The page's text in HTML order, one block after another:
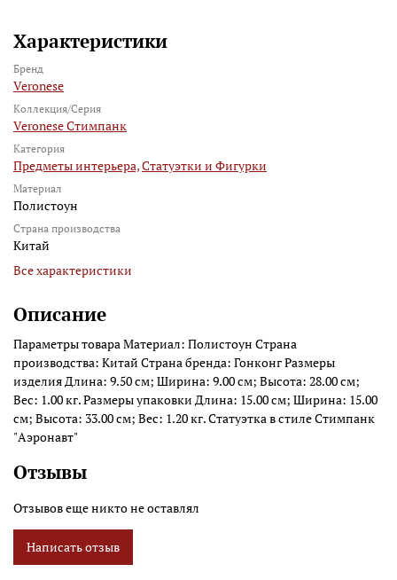
Характеристики
Бренд
Veronese
Коллекция/Серия
Veronese Стимпанк
Категория
Предметы интерьера,Статуэтки и Фигурки
Материал
Полистоун
Страна производства
Китай
Все характеристики
Описание
Параметры товара Материал: Полистоун Страна
производства: Китай Страна бренда: Гонконг Размеры
изделия Длина: 9.50 см; Ширина: 9.00 см; Высота: 28.00 см;
Вес: 1.00 кг. Размеры упаковки Длина: 15.00 см; Ширина: 15.00
см; Высота: 33.00 см; Вес: 1.20 кг. Статуэтка в стиле Стимпанк
"Аэронавт"
Отзывы
Отзывов еще никто не оставлял
Написать отзыв